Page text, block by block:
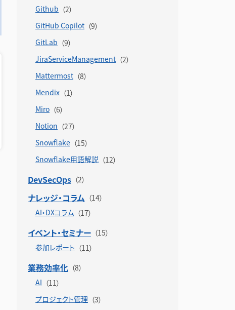
Github
GitHub Copilot
GitLab
JiraServiceManagement
Mattermost
Mendix
Miro
Notion
Snowflake
Snowflake用語解説
DevSecOps
ナレッジ・コラム
AI・DXコラム
イベント・セミナー
参加レポート
業務効率化
AI
プロジェクト管理